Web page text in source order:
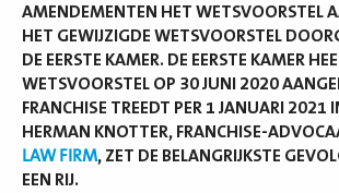
AMENDEMENTEN HET WETSVOORSTEL
HET GEWIJZIGDE WETSVOORSTEL
DE EERSTE KAMER. DE EERSTE KAMER
WETSVOORSTEL OP 30 JUNI 2020
FRANCHISE TREEDT PER 1 JANUARI 2021
HERMAN KNOTTER, FRANCHISE-
LAW FIRM, ZET DE BELANGRIJKSTE
EEN RIJ.